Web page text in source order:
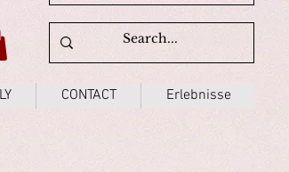
CONTACT Erlebnisse